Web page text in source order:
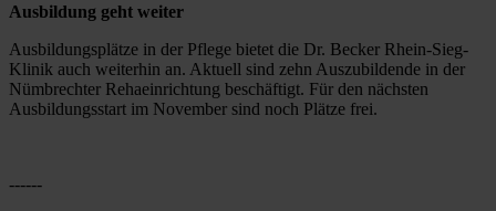
Ausbildung geht weiter
Ausbildungsplätze in der Pflege bietet die Dr. Becker Rhein-Sieg-
Klinik auch weiterhin an. Aktuell sind zehn Auszubildende in der
Nümbrechter Rehaeinrichtung beschäftigt. Für den nächsten
Ausbildungsstart im November sind noch Plätze frei.
------